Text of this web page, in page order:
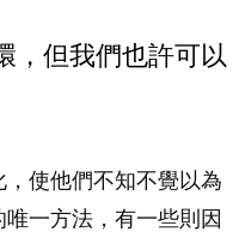
，但我們也許可以
使他們不知不覺以為
一方法，有一些則因